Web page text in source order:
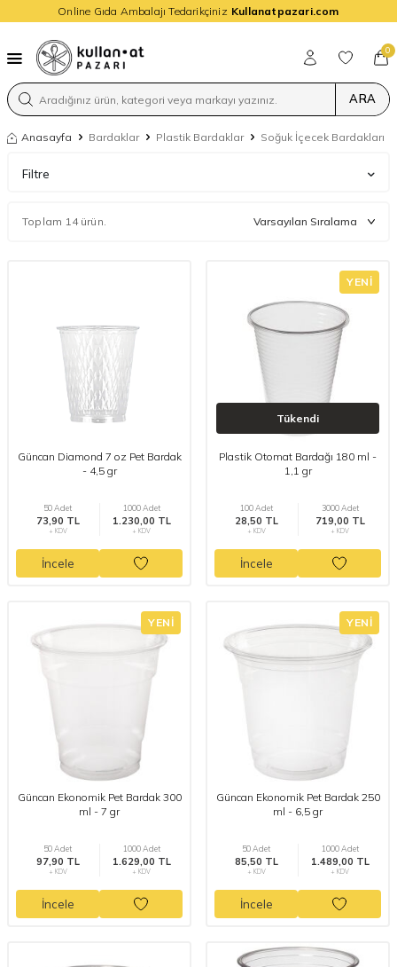
Online Gıda Ambalajı Tedarikçiniz Kullanatpazari.com
ARA
0
Anasayfa Bardaklar Plastik Bardaklar Soğuk İçecek Bardakları
Filtre
Toplam 14 ürün.
Güncan Diamond 7 oz Pet Bardak
- 4,5 gr
50 Adet
73,90 TL
+ KDV
1000 Adet
1.230,00 TL
+ KDV
İncele
YENI
Tükendi
Plastik Otomat Bardağı 180 ml -
1,1 gr
100 Adet
28,50 TL
+ KDV
3000 Adet
719,00 TL
+ KDV
İncele
YENI
Güncan Ekonomik Pet Bardak 300
ml - 7 gr
50 Adet
97,90 TL
+ KDV
1000 Adet
1.629,00 TL
+ KDV
İncele
YENI
Güncan Ekonomik Pet Bardak 250
ml - 6,5 gr
50 Adet
85,50 TL
+ KDV
1000 Adet
1.489,00 TL
+ KDV
İncele